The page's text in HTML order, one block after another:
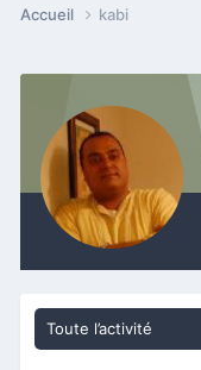
Accueil kabi
Toute l’activité